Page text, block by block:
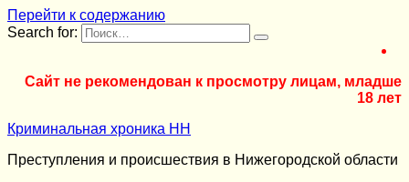
Перейти к содержанию
Search for:
Сайт не рекомендован к просмотру лицам, младше
18 лет
Криминальная хроника НН
Преступления и происшествия в Нижегородской области